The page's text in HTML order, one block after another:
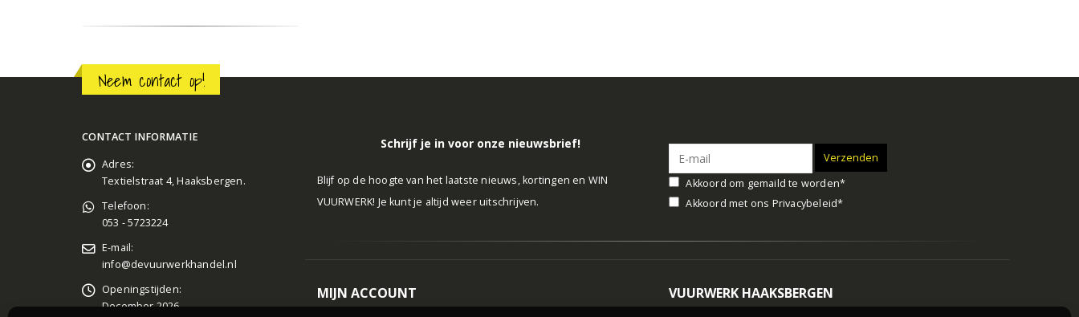
Neem contact op!
CONTACT INFORMATIE
Adres:
Textielstraat 4, Haaksbergen.
Telefoon:
053 - 5723224
E-mail:
info@devuurwerkhandel.nl
Openingstijden:
December 2026
Schrijf je in voor onze nieuwsbrief!
Blijf op de hoogte van het laatste nieuws, kortingen en WIN
VUURWERK! Je kunt je altijd weer uitschrijven.
Akkoord om gemaild te worden*
Akkoord met ons Privacybeleid*
MIJN ACCOUNT VUURWERK HAAKSBERGEN